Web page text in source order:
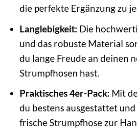
die perfekte Ergänzung zu
Langlebigkeit: Die
und das robuste Material
du lange Freude an deinen
Strumpfhosen hast.
Praktisches 4er-Pack: Mit
du bestens ausgestattet
frische Strumpfhose zur